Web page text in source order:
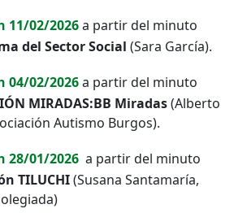
11/02/2026a partir del minuto
del Sector Social (Sara García).
04/02/2026a partir del minuto
MIRADAS:BB Miradas(Alberto
Autismo Burgos).
28/01/2026 a partir del minuto
TILUCHI(Susana Santamaría,